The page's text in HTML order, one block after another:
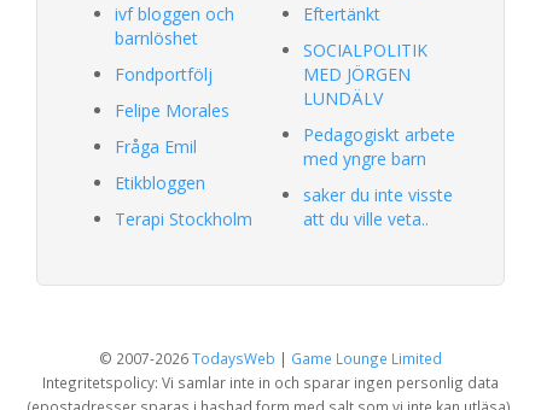
ivf bloggen och
barnlöshet
Fondportfölj
Felipe Morales
Fråga Emil
Etikbloggen
Terapi Stockholm
Eftertänkt
SOCIALPOLITIK
MED JÖRGEN
LUNDÄLV
Pedagogiskt arbete
med yngre barn
saker du inte visste
att du ville veta..
© 2007-2026TodaysWeb | Game Lounge Limited
Integritetspolicy: Vi samlar inte in och sparar ingen personlig data